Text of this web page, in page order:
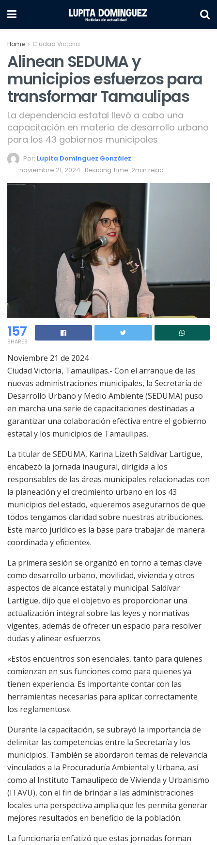
Home Ciudad Victoria
Alinean SEDUMA y
municipios esfuerzos para
transformar Tamaulipas
La dependencia estatal llevó a cabo una
capacitación en materia de desarrollo urbano
para los 43 gobiernos municipales
Por: Lupita Domínguez González
noviembre 21, 2024 Reading Time: 2min read
157
SHARES
Noviembre 21 de 2024
Ciudad Victoria, Tamaulipas.- Con el arranque de las
nuevas administraciones municipales, la Secretaría de
Desarrollo Urbano y Medio Ambiente (SEDUMA) puso
en marcha una serie de capacitaciones destinadas a
garantizar una colaboración efectiva entre el gobierno
estatal y los municipios de Tamaulipas.
La titular de SEDUMA, Karina Lizeth Saldívar Lartigue,
encabezó la jornada inaugural, dirigida a los
responsables de las áreas municipales relacionadas con
la planeación y el crecimiento urbano en los 43
municipios del estado, «queremos asegurarnos de que
todos tengamos claridad sobre nuestras atribuciones.
Este marco jurídico es la base para trabajar de manera
coordinada y eficiente».
La primera sesión se organizó en torno a temas clave
como desarrollo urbano, movilidad, vivienda y otros
aspectos de alcance estatal y municipal. Saldívar
Lartigue, dijo que el objetivo es proporcionar una
actualización integral sobre las leyes y normativas
vigentes, además de ofrecer un espacio para resolver
dudas y alinear esfuerzos.
«Estos encuentros son esenciales, tanto para quienes
comienzan en sus funciones como para quienes ya
tienen experiencia. Es importante contar con las
herramientas necesarias para aplicar correctamente
los reglamentos».
Durante la capacitación, se subrayó la importancia de
delimitar las competencias entre la Secretaría y los
municipios. También se abordaron temas de relevancia
vinculados a la Procuraduría Ambiental y Urbana, así
como al Instituto Tamaulipeco de Vivienda y Urbanismo
(ITAVU), con el fin de brindar a las administraciones
locales una perspectiva amplia que les permita generar
mejores resultados en beneficio de la población.
La funcionaria enfatizó que estas jornadas forman